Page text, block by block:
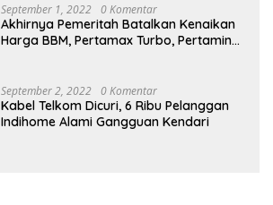
September 1, 2022 0 Komentar
Akhirnya Pemeritah Batalkan Kenaikan
Harga BBM, Pertamax Turbo, Pertamina
September 2, 2022 0 Komentar
Kabel Telkom Dicuri, 6 Ribu Pelanggan
Indihome Alami Gangguan Kendari